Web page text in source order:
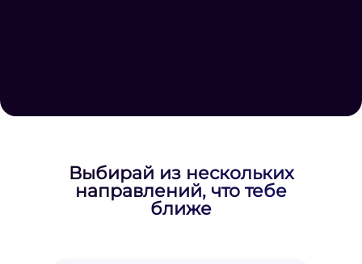
Выбирай из нескольких
направлений, что тебе
ближе